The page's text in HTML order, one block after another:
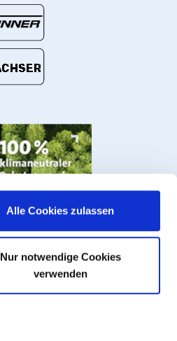
Alle Cookies zulassen
Nur notwendige Cookies
verwenden